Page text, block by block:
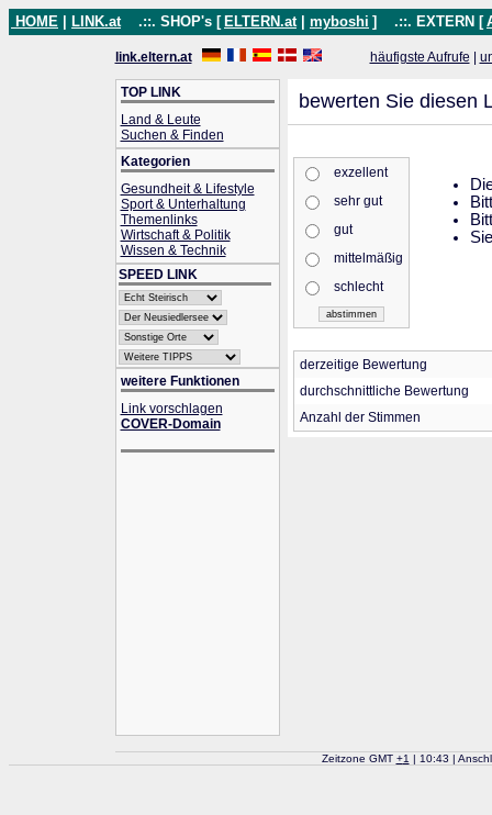
HOME LINK.at .::. SHOP's [ ELTERN.at myboshi ] .::. EXTERN [
link.eltern.at häufigste Aufrufe
TOP LINK
Land & Leute
Suchen & Finden
Kategorien
Gesundheit & Lifestyle
Sport & Unterhaltung
Themenlinks
Wirtschaft & Politik
Wissen & Technik
SPEED LINK
weitere Funktionen
Link vorschlagen
COVER-Domain
bewerten Sie diesen
exzellent
sehr gut
gut
mittelmäßig
schlecht
derzeitige Bewertung
durchschnittliche Bewertung
Anzahl der Stimmen
Zeitzone GMT +1 | 10:43 |